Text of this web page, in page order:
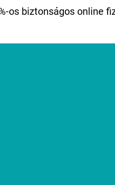
os biztonságos online